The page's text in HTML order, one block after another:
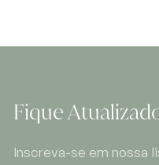
Fique
Inscreva-se em nossa